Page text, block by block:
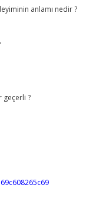
anlamı nedir ?
geçerli ?